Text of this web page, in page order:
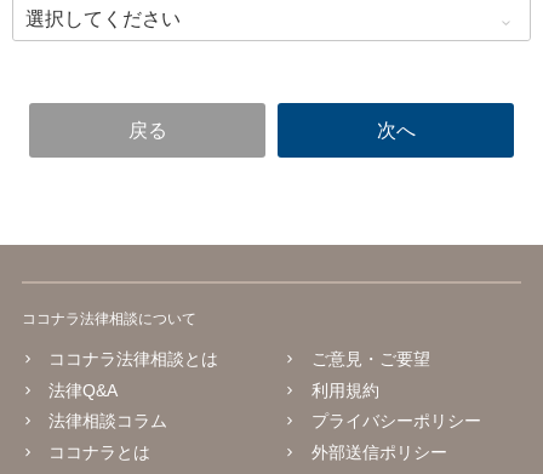
ココナラ法律相談について
ココナラ法律相談とは
法律Q&A
法律相談コラム
ココナラとは
ご意見・ご要望
利用規約
プライバシーポリシー
外部送信ポリシー